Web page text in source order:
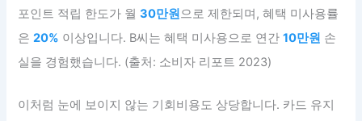
포인트 적립 한도가 월30만원으로 제한되며, 혜택 미사용률
은20% 이상입니다. B씨는 혜택 미사용으로 연간10만원 손
실을 경험했습니다. (출처: 소비자 리포트 2023)
이처럼 눈에 보이지 않는 기회비용도 상당합니다. 카드 유지